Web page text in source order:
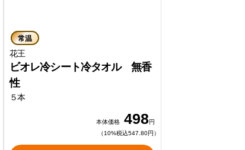
常温
花王
ビオレ冷シート冷タオル 無香
性
５本
本体価格 498円
（10%税込547.80円）